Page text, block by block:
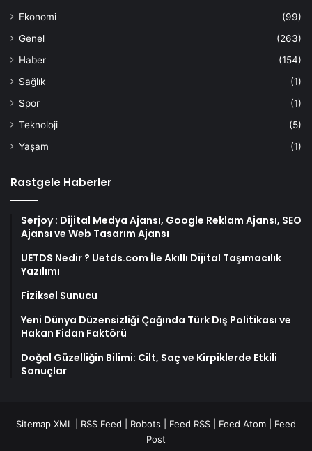
Ekonomi
(99)
Genel
(263)
Haber
(154)
Sağlık
(1)
Spor
(1)
Teknoloji
(5)
Yaşam
(1)
Rastgele Haberler
Serjoy : Dijital Medya Ajansı, Google Reklam Ajansı, SEO
Ajansı ve Web Tasarım Ajansı
UETDS Nedir ? Uetds.com İle Akıllı Dijital Taşımacılık
Yazılımı
Fiziksel Sunucu
Yeni Dünya Düzensizliği Çağında Türk Dış Politikası ve
Hakan Fidan Faktörü
Doğal Güzelliğin Bilimi: Cilt, Saç ve Kirpiklerde Etkili
Sonuçlar
Sitemap XML RSS Feed Robots Feed RSS Feed Atom
Feed
Post